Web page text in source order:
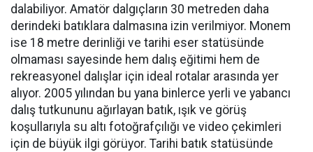
dalabiliyor. Amatör dalgıçların 30 metreden daha
derindeki batıklara dalmasına izin verilmiyor. Monem
ise 18 metre derinliği ve tarihi eser statüsünde
olmaması sayesinde hem dalış eğitimi hem de
rekreasyonel dalışlar için ideal rotalar arasında yer
alıyor. 2005 yılından bu yana binlerce yerli ve yabancı
dalış tutkununu ağırlayan batık, ışık ve görüş
koşullarıyla su altı fotoğrafçılığı ve video çekimleri
için de büyük ilgi görüyor. Tarihi batık statüsünde